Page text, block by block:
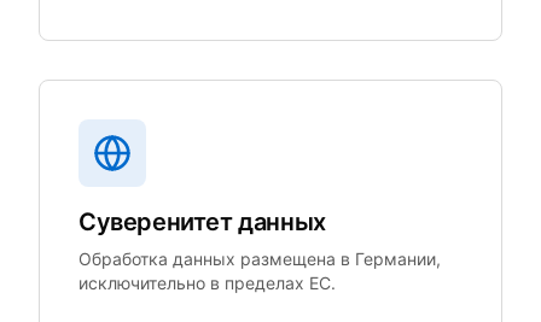
Суверенитет данных
Обработка данных размещена в Германии,
исключительно в пределах ЕС.